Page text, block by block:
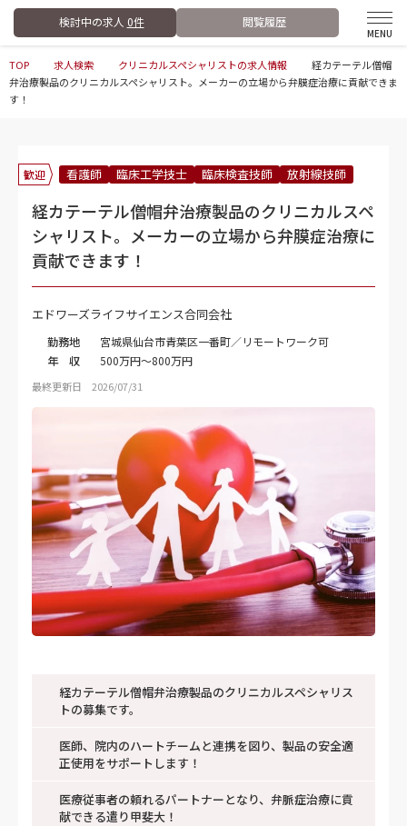
検討中の求人 0件 閲覧履歴
TOP 求人検索 クリニカルスペシャリストの求人情報
経カテーテル僧帽
弁治療製品のクリニカルスペシャリスト。メーカーの立場から弁膜症治療に貢献できま
す！
歓迎 看護師 臨床工学技士 臨床検査技師 放射線技師
経カテーテル僧帽弁治療製品のクリニカルスペ
シャリスト。メーカーの立場から弁膜症治療に
貢献できます！
エドワーズライフサイエンス合同会社
勤務地
宮城県仙台市青葉区一番町／リモートワーク可
年 収
500万円～800万円
最終更新日 2026/07/31
経カテーテル僧帽弁治療製品のクリニカルスペシャリス
トの募集です。
医師、院内のハートチームと連携を図り、製品の安全適
正使用をサポートします！
医療従事者の頼れるパートナーとなり、弁脈症治療に貢
献できる遣り甲斐大！